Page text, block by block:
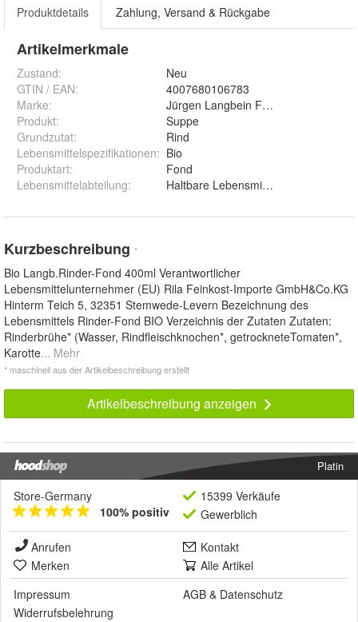
Produktdetails Zahlung, Versand & Rückgabe
Artikelmerkmale
Zustand:
Neu
GTIN / EAN:
4007680106783
Marke:
Jürgen Langbein Feine Küche
Produkt:
Suppe
Grundzutat:
Rind
Lebensmittelspezifikationen: Bio
Produktart:
Fond
Lebensmittelabteilung: Haltbare Lebensmittel
Kurzbeschreibung *
Bio Langb.Rinder-Fond 400ml Verantwortlicher
Lebensmittelunternehmer (EU) Rila Feinkost-Importe GmbH&Co.KG
Hinterm Teich 5, 32351 Stemwede-Levern Bezeichnung des
Lebensmittels Rinder-Fond BIO Verzeichnis der Zutaten Zutaten:
Rinderbrühe* (Wasser, Rindfleischknochen*, getrockneteTomaten*,
Karotte... Mehr
* maschinell aus der Artikelbeschreibung erstellt
Artikelbeschreibung anzeigen
Platin
Store-Germany
100% positiv
15399 Verkäufe
Gewerblich
Anrufen
Kontakt
Merken
Alle Artikel
Impressum
AGB & Datenschutz
Widerrufsbelehrung